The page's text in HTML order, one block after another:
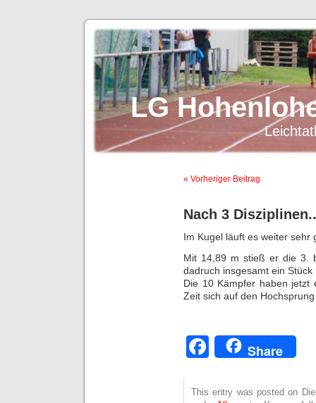
LG
« Vorheriger Beitrag
Nach 3 Disziplinen..
Im Kugel läuft es weiter sehr
Mit 14,89 m stieß er die 3.
dadruch insgesamt ein
Die 10 Kämpfer haben jetzt
Zeit sich auf den
Facebook
Share
This entry was posted on